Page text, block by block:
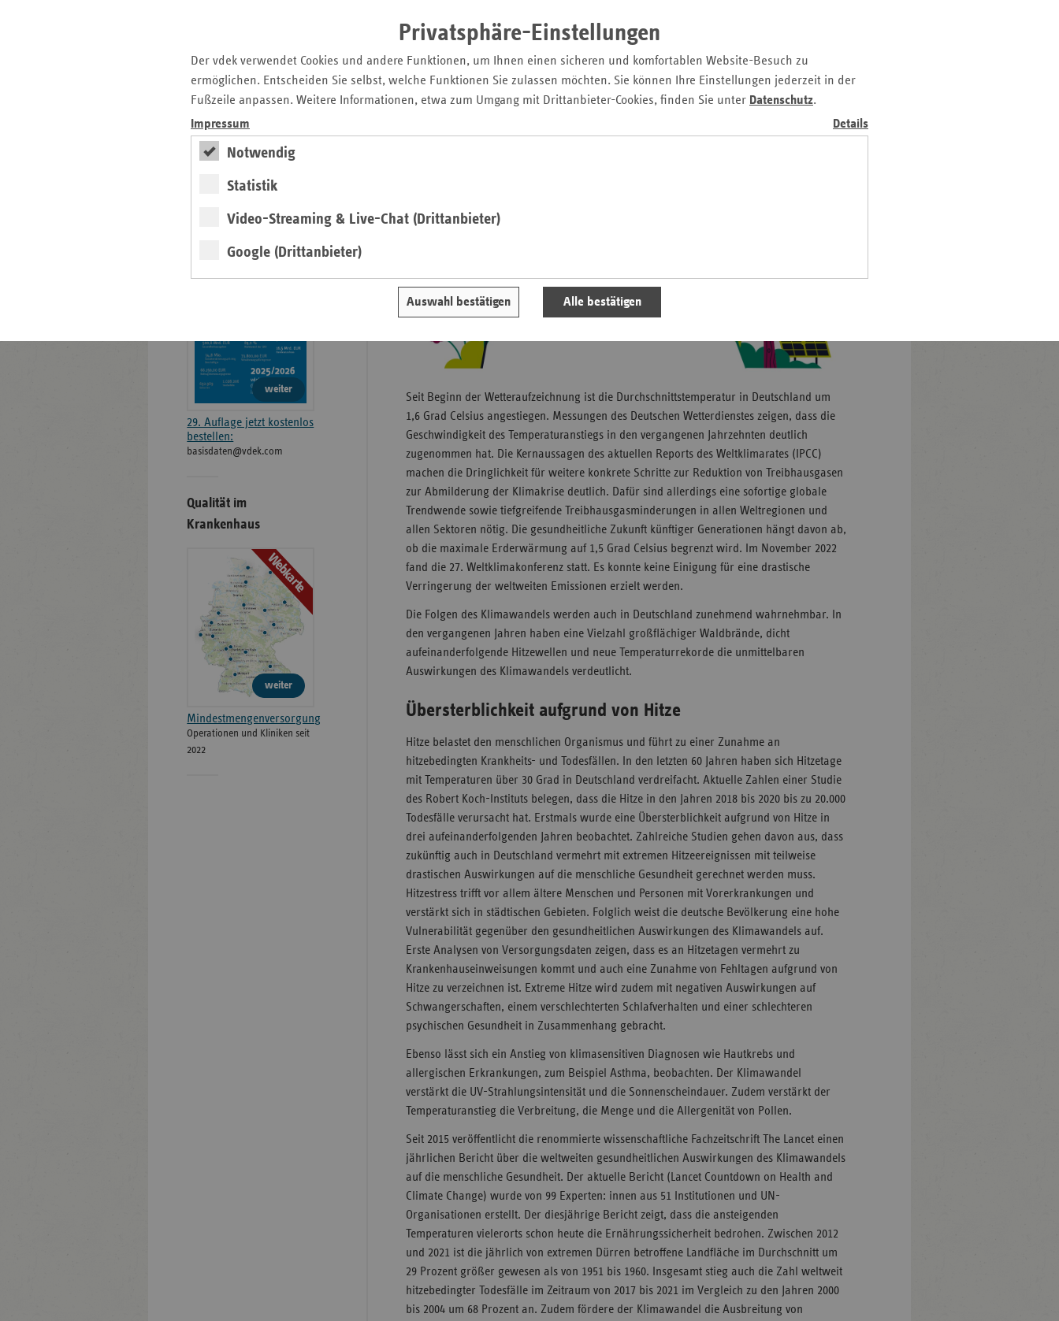
Privatsphäre-Einstellungen
Der vdek verwendet Cookies und andere Funktionen, um Ihnen einen sicheren und komfortablen Website-Besuch zu
ermöglichen. Entscheiden Sie selbst, welche Funktionen Sie zulassen möchten. Sie können Ihre Einstellungen jederzeit in der
Fußzeile anpassen. Weitere Informationen, etwa zum Umgang mit Drittanbieter-Cookies, finden Sie unter Datenschutz.
Impressum
Details
Notwendig
Statistik
Video-Streaming & Live-Chat (Drittanbieter)
Google (Drittanbieter)
Auswahl bestätigen Alle bestätigen
Sachsen
Sachsen-
Schleswig-
Gesellschaft, unsere Gesundheit und unsere Wirtschaft hängen von einer intakten
Natur und einem stabilen Klima ab.
Seit Beginn der Wetteraufzeichnung ist die Durchschnittstemperatur in Deutschland um
1,6 Grad Celsius angestiegen. Messungen des Deutschen Wetterdienstes zeigen, dass die
Geschwindigkeit des Temperaturanstiegs in den vergangenen Jahrzehnten deutlich
zugenommen hat. Die Kernaussagen des aktuellen Reports des Weltklimarates (IPCC)
machen die Dringlichkeit für weitere konkrete Schritte zur Reduktion von Treibhausgasen
zur Abmilderung der Klimakrise deutlich. Dafür sind allerdings eine sofortige globale
Trendwende sowie tiefgreifende Treibhausgasminderungen in allen Weltregionen und
allen Sektoren nötig. Die gesundheitliche Zukunft künftiger Generationen hängt davon ab,
ob die maximale Erderwärmung auf 1,5 Grad Celsius begrenzt wird. Im November 2022
fand die 27. Weltklimakonferenz statt. Es konnte keine Einigung für eine drastische
Verringerung der weltweiten Emissionen erzielt werden.
Die Folgen des Klimawandels werden auch in Deutschland zunehmend wahrnehmbar. In
den vergangenen Jahren haben eine Vielzahl großflächiger Waldbrände, dicht
aufeinanderfolgende Hitzewellen und neue Temperaturrekorde die unmittelbaren
Auswirkungen des Klimawandels verdeutlicht.
Übersterblichkeit aufgrund von Hitze
Hitze belastet den menschlichen Organismus und führt zu einer Zunahme an
hitzebedingten Krankheits- und Todesfällen. In den letzten 60 Jahren haben sich Hitzetage
mit Temperaturen über 30 Grad in Deutschland verdreifacht. Aktuelle Zahlen einer Studie
des Robert Koch-Instituts belegen, dass die Hitze in den Jahren 2018 bis 2020 bis zu 20.000
Todesfälle verursacht hat. Erstmals wurde eine Übersterblichkeit aufgrund von Hitze in
drei aufeinanderfolgenden Jahren beobachtet. Zahlreiche Studien gehen davon aus, dass
zukünftig auch in Deutschland vermehrt mit extremen Hitzeereignissen mit teilweise
drastischen Auswirkungen auf die menschliche Gesundheit gerechnet werden muss.
Hitzestress trifft vor allem ältere Menschen und Personen mit Vorerkrankungen und
verstärkt sich in städtischen Gebieten. Folglich weist die deutsche Bevölkerung eine hohe
Vulnerabilität gegenüber den gesundheitlichen Auswirkungen des Klimawandels auf.
Erste Analysen von Versorgungsdaten zeigen, dass es an Hitzetagen vermehrt zu
Krankenhauseinweisungen kommt und auch eine Zunahme von Fehltagen aufgrund von
Hitze zu verzeichnen ist. Extreme Hitze wird zudem mit negativen Auswirkungen auf
Schwangerschaften, einem verschlechterten Schlafverhalten und einer schlechteren
psychischen Gesundheit in Zusammenhang gebracht.
Ebenso lässt sich ein Anstieg von klimasensitiven Diagnosen wie Hautkrebs und
allergischen Erkrankungen, zum Beispiel Asthma, beobachten. Der Klimawandel
verstärkt die UV-Strahlungsintensität und die Sonnenscheindauer. Zudem verstärkt der
Temperaturanstieg die Verbreitung, die Menge und die Allergenität von Pollen.
Seit 2015 veröffentlicht die renommierte wissenschaftliche Fachzeitschrift The Lancet einen
jährlichen Bericht über die weltweiten gesundheitlichen Auswirkungen des Klimawandels
auf die menschliche Gesundheit. Der aktuelle Bericht (Lancet Countdown on Health and
Climate Change) wurde von 99 Experten: innen aus 51 Institutionen und UN-
Organisationen erstellt. Der diesjährige Bericht zeigt, dass die ansteigenden
Temperaturen vielerorts schon heute die Ernährungssicherheit bedrohen. Zwischen 2012
und 2021 ist die jährlich von extremen Dürren betroffene Landfläche im Durchschnitt um
29 Prozent größer gewesen als von 1951 bis 1960. Insgesamt stieg auch die Zahl weltweit
hitzebedingter Todesfälle im Zeitraum von 2017 bis 2021 im Vergleich zu den Jahren 2000
bis 2004 um 68 Prozent an. Zudem fördere der Klimawandel die Ausbreitung von
Archiv
Impressum Magazin
Informationen
erschienen
Broschüre
weiter
29. Auflage jetzt kostenlos
bestellen:
basisdaten@vdek.com
Qualität im
Krankenhaus
Webkarte
weiter
Mindestmengenversorgung
Operationen und Kliniken seit
2022